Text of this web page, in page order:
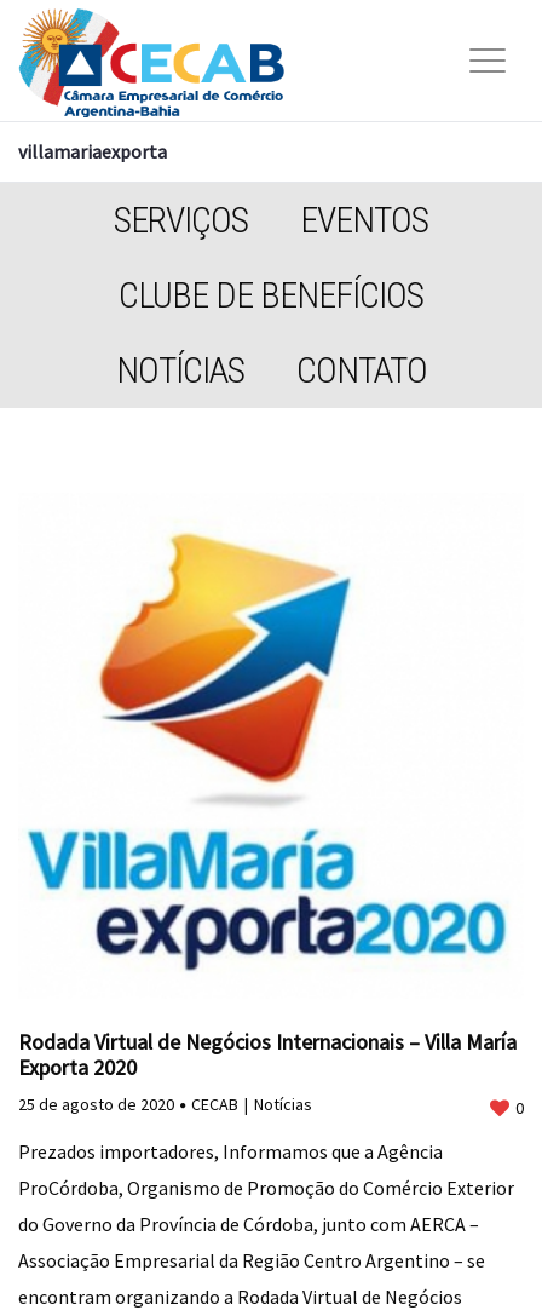
villamariaexporta
SERVIÇOS
EVENTOS
CLUBE DE BENEFÍCIOS
NOTÍCIAS
CONTATO
Rodada Virtual de Negócios Internacionais – Villa María
Exporta 2020
25 de agosto de 2020 CECAB Notícias 0
Prezados importadores, Informamos que a Agência
ProCórdoba, Organismo de Promoção do Comércio Exterior
do Governo da Província de Córdoba, junto com AERCA –
Associação Empresarial da Região Centro Argentino – se
encontram organizando a Rodada Virtual de Negócios